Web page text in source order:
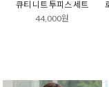
큐티 니트 투피스 세트
44,000원